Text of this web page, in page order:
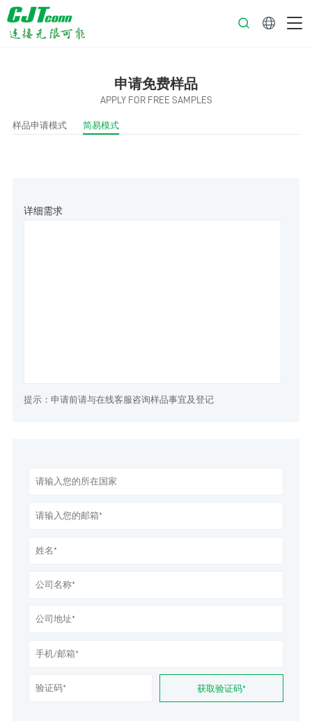
申请免费样品
APPLY FOR FREE SAMPLES
样品申请模式 简易模式
详细需求
提示：申请前请与在线客服咨询样品事宜及登记
获取验证码*